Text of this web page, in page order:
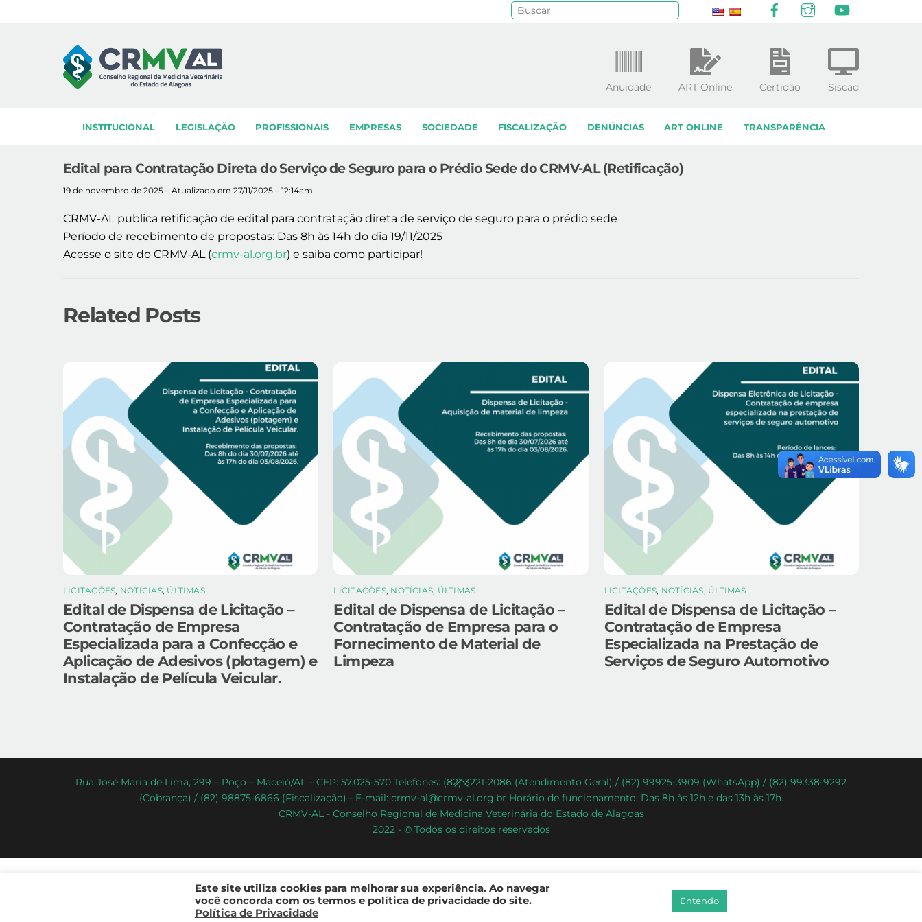
INSTITUCIONAL LEGISLAÇÃO PROFISSIONAIS EMPRESAS SOCIEDADE FISCALIZAÇÃO DENÚNCIAS ART ONLINE TRANSPARÊNCIA
Anuidade ART Online Certidão Siscad
Edital para Contratação Direta do Serviço de Seguro para o Prédio Sede do CRMV-AL (Retificação)
19 de novembro de 2025 – Atualizado em 27/11/2025 – 12:14am
CRMV-AL publica retificação de edital para contratação direta de serviço de seguro para o prédio sede
Período de recebimento de propostas: Das 8h às 14h do dia 19/11/2025
Acesse o site do CRMV-AL (crmv-al.org.br) e saiba como participar!
Related Posts
LICITAÇÕES, NOTÍCIAS, ÚLTIMAS
Edital de Dispensa de Licitação –
Contratação de Empresa
Especializada para a Confecção e
Aplicação de Adesivos (plotagem) e
Instalação de Película Veicular.
LICITAÇÕES, NOTÍCIAS, ÚLTIMAS
Edital de Dispensa de Licitação –
Contratação de Empresa para o
Fornecimento de Material de
Limpeza
LICITAÇÕES, NOTÍCIAS, ÚLTIMAS
Edital de Dispensa de Licitação –
Contratação de Empresa
Especializada na Prestação de
Serviços de Seguro Automotivo
Back
To
Top
Rua José Maria de Lima, 299 – Poço – Maceió/AL – CEP: 57.025-570 Telefones: (82) 3221-2086 (Atendimento Geral) / (82) 99925-3909 (WhatsApp) / (82) 99338-9292
(Cobrança) / (82) 98875-6866 (Fiscalização) - E-mail: crmv-al@crmv-al.org.br Horário de funcionamento: Das 8h às 12h e das 13h às 17h.
CRMV-AL - Conselho Regional de Medicina Veterinária do Estado de Alagoas
2022 - © Todos os direitos reservados
Este site utiliza cookies para melhorar sua experiência. Ao navegar
você concorda com os termos e política de privacidade do site.
Política de Privacidade
Entendo